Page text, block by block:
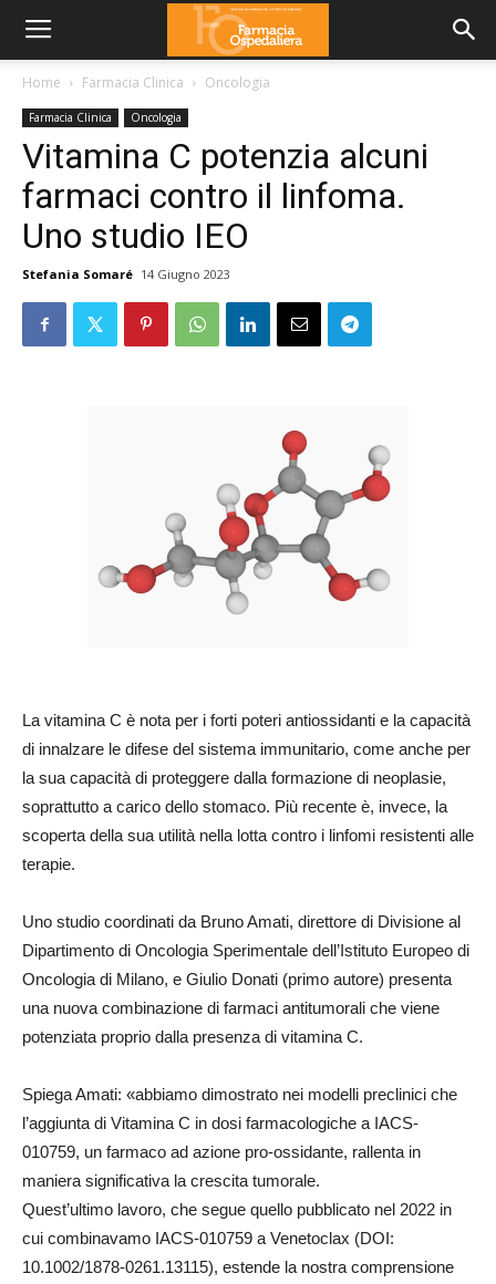
Home Farmacia Clinica Oncologia
Farmacia Clinica Oncologia
Vitamina C potenzia alcuni
farmaci contro il linfoma.
Uno studio IEO
Stefania Somaré 14 Giugno 2023
La vitamina C è nota per i forti poteri antiossidanti e la capacità
di innalzare le difese del sistema immunitario, come anche per
la sua capacità di proteggere dalla formazione di neoplasie,
soprattutto a carico dello stomaco. Più recente è, invece, la
scoperta della sua utilità nella lotta contro i linfomi resistenti alle
terapie.
Uno studio coordinati da Bruno Amati, direttore di Divisione al
Dipartimento di Oncologia Sperimentale dell’Istituto Europeo di
Oncologia di Milano, e Giulio Donati (primo autore) presenta
una nuova combinazione di farmaci antitumorali che viene
potenziata proprio dalla presenza di vitamina C.
Spiega Amati: «abbiamo dimostrato nei modelli preclinici che
l’aggiunta di Vitamina C in dosi farmacologiche a IACS-
010759, un farmaco ad azione pro-ossidante, rallenta in
maniera significativa la crescita tumorale.
Quest’ultimo lavoro, che segue quello pubblicato nel 2022 in
cui combinavamo IACS-010759 a Venetoclax (DOI:
10.1002/1878-0261.13115), estende la nostra comprensione